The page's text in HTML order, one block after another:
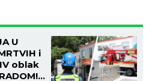
U
i
oblak